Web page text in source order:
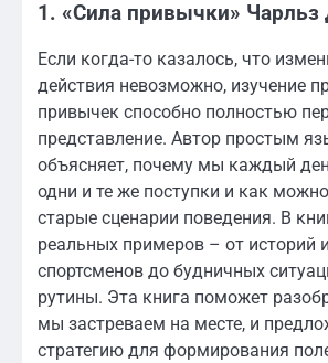
1. «Сила привычки» Чарльз
Если когда-то казалось, что
действия невозможно, изучение
привычек способно полностью
представление. Автор простым
объясняет, почему мы каждый
одни и те же поступки и как
старые сценарии поведения. В
реальных примеров – от историй
спортсменов до будничных
рутины. Эта книга поможет
мы застреваем на месте, и
стратегию для формирования